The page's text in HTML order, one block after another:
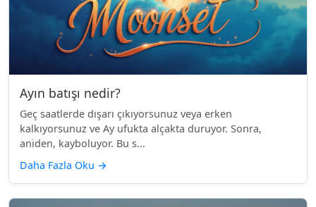
Ayın batışı nedir?
Geç saatlerde dışarı çıkıyorsunuz veya erken
kalkıyorsunuz ve Ay ufukta alçakta duruyor. Sonra,
aniden, kayboluyor. Bu s...
Daha Fazla Oku →